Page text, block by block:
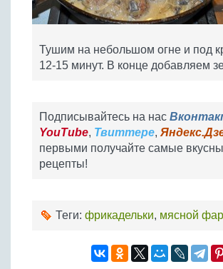
Тушим на небольшом огне и под
12-15 минут. В конце добавляем
Подписывайтесь на нас
YouTube, Твиттере,
первыми получайте самые
рецепты!
Теги: фрикадельки, мясной